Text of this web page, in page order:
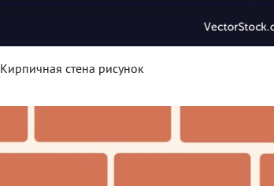
Кирпичная стена рисунок